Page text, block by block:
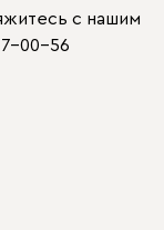
с нашим
00-56